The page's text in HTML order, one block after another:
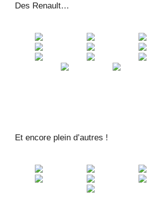
Des Renault…
Et encore plein d’autres !